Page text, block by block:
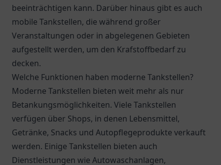
beeinträchtigen kann. Darüber hinaus gibt es auch
mobile Tankstellen, die während großer
Veranstaltungen oder in abgelegenen Gebieten
aufgestellt werden, um den Krafstoffbedarf zu
decken.
Welche Funktionen haben moderne Tankstellen?
Moderne Tankstellen bieten weit mehr als nur
Betankungsmöglichkeiten. Viele Tankstellen
verfügen über Shops, in denen Lebensmittel,
Getränke, Snacks und Autopflegeprodukte verkauft
werden. Einige Tankstellen bieten auch
Dienstleistungen wie Autowaschanlagen,